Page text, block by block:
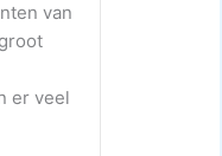
van
er veel